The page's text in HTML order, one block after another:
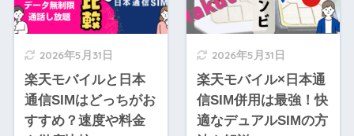
2026年5月31日
楽天モバイルと日本
通信SIMはどっちがお
すすめ？速度や料金
2026年5月31日
楽天モバイル×日本通
信SIM併用は最強！快
適なデュアルSIMの方